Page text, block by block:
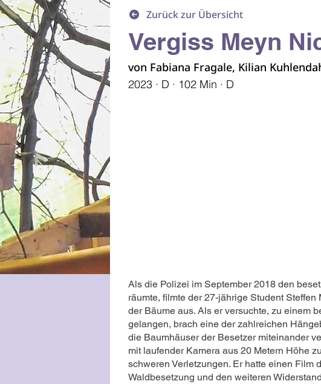
Zurück zur Übersicht
Vergiss Meyn
von Fabiana Fragale, Kilian
2023 · D · 102 Min · D
Als die Polizei im September 2018 den
räumte, filmte der 27-jährige Student
der Bäume aus. Als er versuchte, zu einem
gelangen, brach eine der zahlreichen
die Baumhäuser der Besetzer miteinander
mit laufender Kamera aus 20 Metern Höhe
schweren Verletzungen. Er hatte einen Film
Waldbesetzung und den weiteren